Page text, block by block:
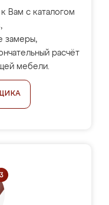
Вам с каталогом
замеры,
расчёт
мебели.